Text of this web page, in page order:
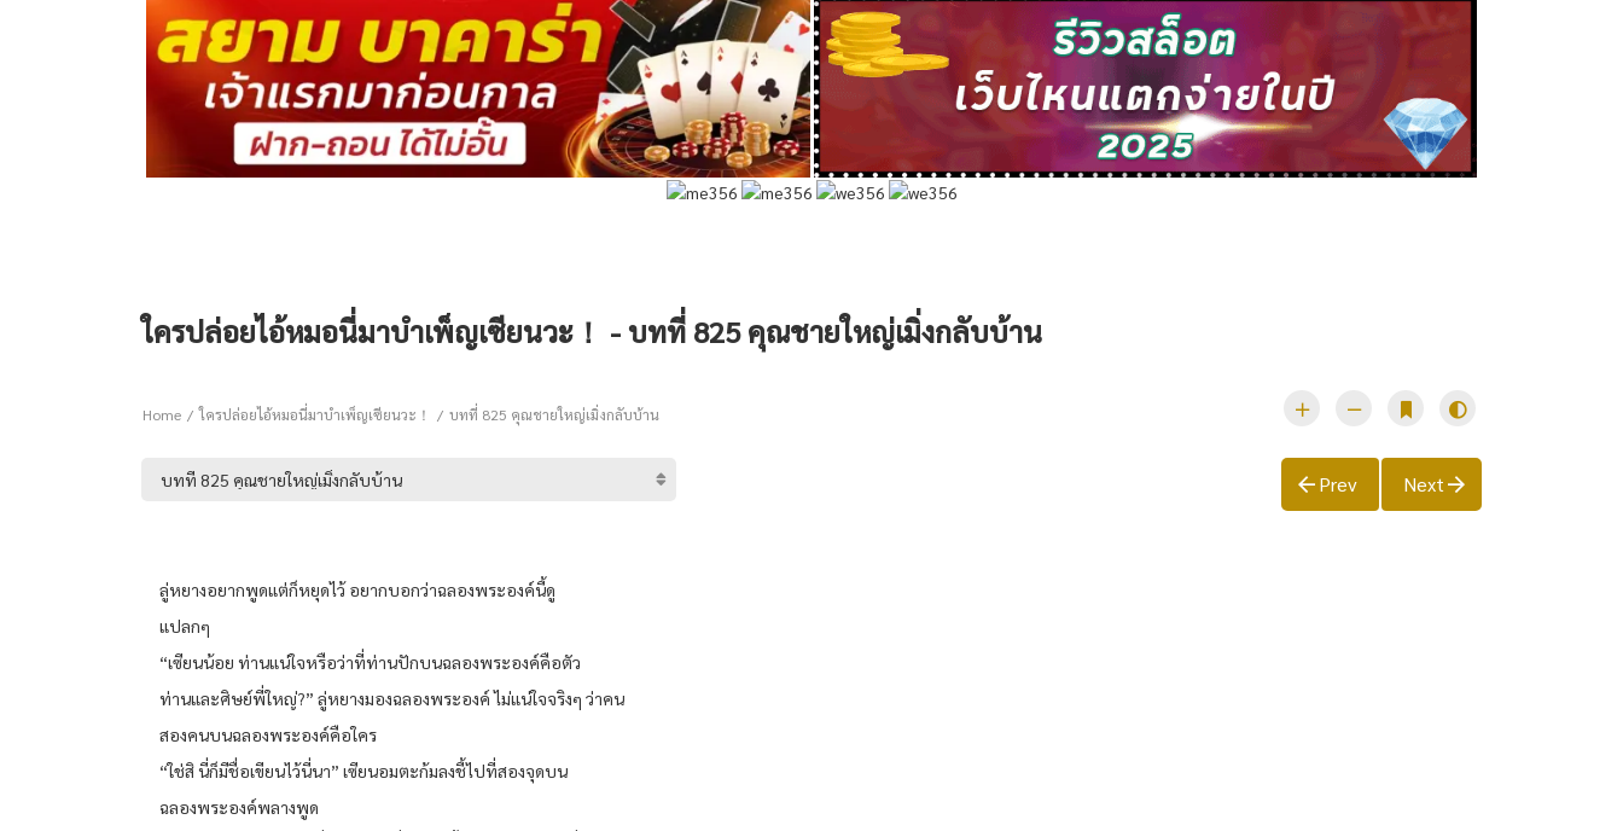
ใครปล่อยไอ้หมอนี่มาบำเพ็ญเซียนวะ！ - บทที่ 825 คุณชายใหญ่เมิ่งกลับบ้าน
Home ใครปล่อยไอ้หมอนี่มาบำเพ็ญเซียนวะ！ บทที่ 825 คุณชายใหญ่เมิ่งกลับบ้าน
Prev Next
ลู่หยางอยากพูดแต่ก็หยุดไว้ อยากบอกว่าฉลองพระองค์นี้ดู
แปลกๆ
“เซียนน้อย ท่านแน่ใจหรือว่าที่ท่านปักบนฉลองพระองค์คือตัว
ท่านและศิษย์พี่ใหญ่?” ลู่หยางมองฉลองพระองค์ ไม่แน่ใจจริงๆ ว่าคน
สองคนบนฉลองพระองค์คือใคร
“ใช่สิ นี่ก็มีชื่อเขียนไว้นี่นา” เซียนอมตะก้มลงชี้ไปที่สองจุดบน
ฉลองพระองค์พลางพูด